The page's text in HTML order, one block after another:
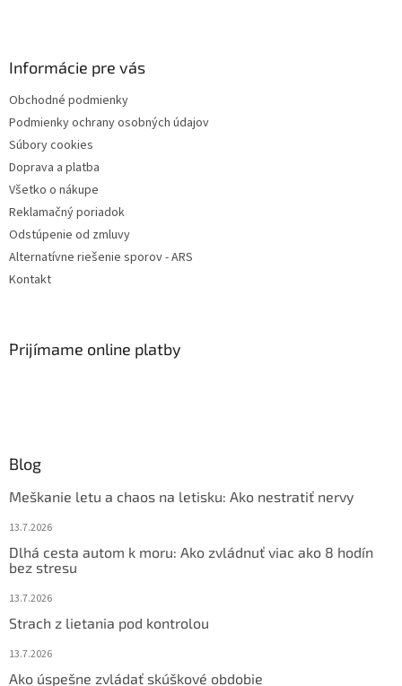
Informácie pre vás
Obchodné podmienky
Podmienky ochrany osobných údajov
Súbory cookies
Doprava a platba
Všetko o nákupe
Reklamačný poriadok
Odstúpenie od zmluvy
Alternatívne riešenie sporov - ARS
Kontakt
Prijímame online platby
Blog
Meškanie letu a chaos na letisku: Ako nestratiť nervy
13.7.2026
Dlhá cesta autom k moru: Ako zvládnuť viac ako 8 hodín
bez stresu
13.7.2026
Strach z lietania pod kontrolou
13.7.2026
Ako úspešne zvládať skúškové obdobie